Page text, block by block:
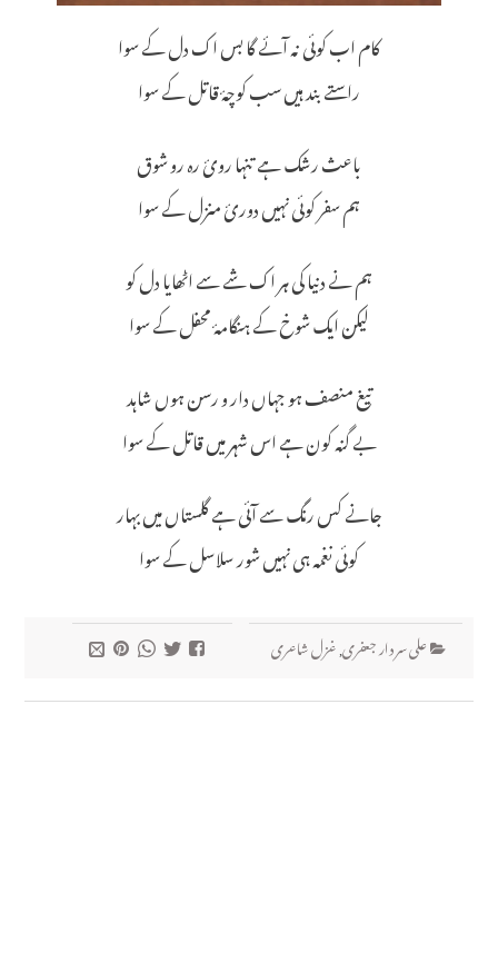
کام اب کوئی نہ آئے گا بس اک دل کے سوا
راستے بند ہیں سب کوچۂ قاتل کے سوا
باعث رشک ہے تنہا رویٔ رہ رو شوق
ہم سفر کوئی نہیں دورئ منزل کے سوا
ہم نے دنیا کی ہر اک شے سے اٹھایا دل کو
لیکن ایک شوخ کے ہنگامۂ محفل کے سوا
تیغ منصف ہو جہاں دار و رسن ہوں شاہد
بے گنہ کون ہے اس شہر میں قاتل کے سوا
جانے کس رنگ سے آئی ہے گلستاں میں بہار
کوئی نغمہ ہی نہیں شور سلاسل کے سوا
علی سردار جعفری,غزل شاعری